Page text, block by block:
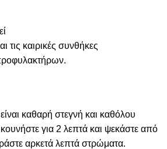
τις καιρικές συνθήκες
καθαρή στεγνή και καθόλου
για 2 λεπτά και ψεκάστε από
αρκετά λεπτά στρώματα.